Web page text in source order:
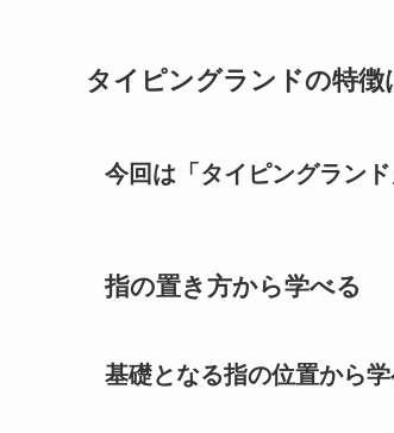
タイピングランドの特徴
今回は「タイピングラン
指の置き方から学べる
基礎となる指の位置から